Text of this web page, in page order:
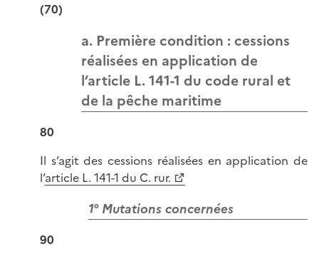
(70)
a. Première condition : cessions
réalisées en application de
l’article L. 141-1 du code rural et
de la pêche maritime
80
Il s’agit des cessions réalisées en application de
l’article L. 141-1 du C. rur.
1° Mutations concernées
90